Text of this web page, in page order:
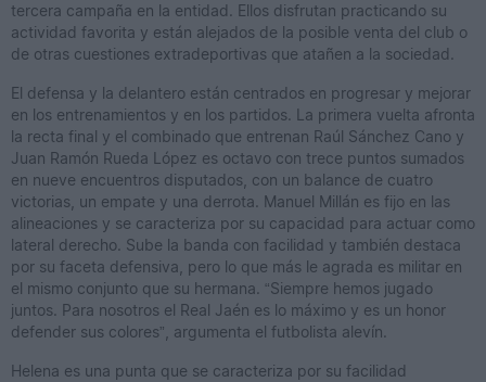
tercera campaña en la entidad. Ellos disfrutan practicando su
actividad favorita y están alejados de la posible venta del club o
de otras cuestiones extradeportivas que atañen a la sociedad.
El defensa y la delantero están centrados en progresar y mejorar
en los entrenamientos y en los partidos. La primera vuelta afronta
la recta final y el combinado que entrenan Raúl Sánchez Cano y
Juan Ramón Rueda López es octavo con trece puntos sumados
en nueve encuentros disputados, con un balance de cuatro
victorias, un empate y una derrota. Manuel Millán es fijo en las
alineaciones y se caracteriza por su capacidad para actuar como
lateral derecho. Sube la banda con facilidad y también destaca
por su faceta defensiva, pero lo que más le agrada es militar en
el mismo conjunto que su hermana. “Siempre hemos jugado
juntos. Para nosotros el Real Jaén es lo máximo y es un honor
defender sus colores”, argumenta el futbolista alevín.
Helena es una punta que se caracteriza por su facilidad